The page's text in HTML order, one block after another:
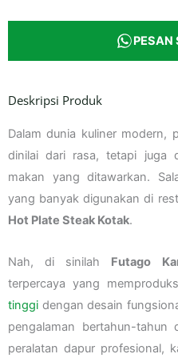
PESAN
Deskripsi Produk
Dalam dunia kuliner modern,
dinilai dari rasa, tetapi juga
makan yang ditawarkan.
yang banyak digunakan di
Hot Plate Steak Kotak.
Nah, di sinilah Futago
terpercaya yang
tinggi dengan desain
pengalaman bertahun-tahun
peralatan dapur profesional,